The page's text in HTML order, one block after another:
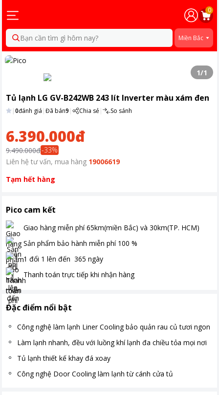
0
Bạn cần tìm gì hôm nay? Miền Bắc
1/1
Tủ lạnh LG GV-B242WB 243 lít Inverter màu xám đen
|0đánh giá |Đã bán9 | Chia sẻ| So sánh
6.390.000đ
9.490.000đ-33%
Liên hệ tư vấn, mua hàng 19006619
Tạm hết hàng
Pico cam kết
Giao hàng miễn phí 65km(miền Bắc) và 30km(TP. HCM)
Sản phẩm bảo hành miễn phí 100 %
1 đổi 1 lên đến 365 ngày
Thanh toán trực tiếp khi nhận hàng
Đặc điểm nổi bật
Công nghệ làm lạnh Liner Cooling bảo quản rau củ tươi ngon
Làm lạnh nhanh, đều với luồng khí lạnh đa chiều tỏa mọi nơi
Tủ lạnh thiết kế khay đá xoay
Công nghệ Door Cooling làm lạnh từ cánh cửa tủ